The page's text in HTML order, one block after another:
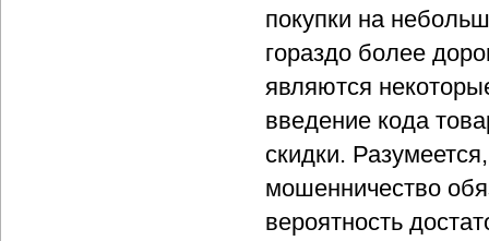
покупки на
гораздо более
являются
введение кода
скидки.
мошенничество
вероятность